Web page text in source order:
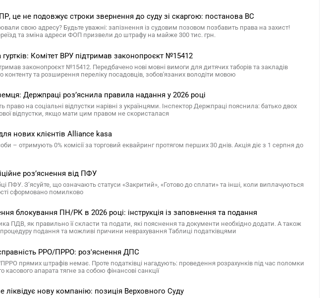
це не подовжує строки звернення до суду зі скаргою: постанова ВС
свою адресу? Будьте уважні: запізнення із судовим позовом позбавить права на захист!
та зміна адреси ФОП призвели до штрафу на майже 300 тис. грн.
Комітет ВРУ підтримав законопроєкт №15412
законопроєкт №15412. Передбачено нові мовні вимоги для дитячих таборів та закладів
контенту та розширення переліку посадовців, зобов'язаних володіти мовою
Держпраці роз’яснила правила надання у 2026 році
право на соціальні відпустки нарівні з українцями. Інспектор Держпраці пояснила: батько двох
відпустки, якщо мати цим правом не скористалася
нових клієнтів Alliance kasa
– отримують 0% комісії за торговий еквайринг протягом перших 30 днів. Акція діє з 1 серпня до
роз’яснення від ПФУ
ПФУ. З’ясуйте, що означають статуси «Закритий», «Готово до сплати» та інші, коли виплачуються
сформовано помилково
блокування ПН/РК в 2026 році: інструкція із заповнення та подання
ПДВ, як правильно її скласти та подати, які пояснення та документи необхідно додати. А також
подання та можливі причини неврахування Таблиці податківцями
РРО/ПРРО: роз'яснення ДПС
прямих штрафів немає. Проте податківці нагадують: проведення розрахунків під час поломки
касового апарата тягне за собою фінансові санкції
ліквідує нову компанію: позиція Верховного Суду